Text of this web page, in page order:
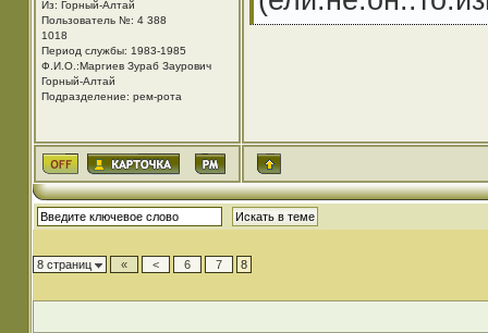
Из: Горный-Алтай
Пользователь №: 4 388
1018
Период службы: 1983-1985
Ф.И.О.:Маргиев Зураб Заурович
Горный-Алтай
Подразделение: рем-рота
8 страниц « < 6 7 8